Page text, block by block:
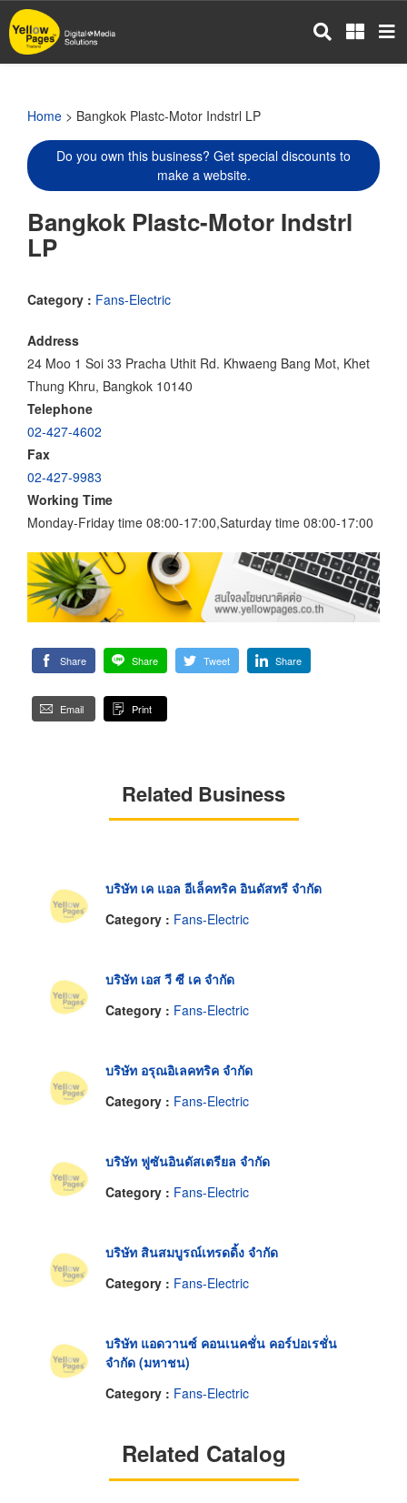
Skip
to
main
Home > Bangkok Plastc-Motor Indstrl LP
Do you own this business? Get special discounts to
make a website.
Bangkok Plastc-Motor Indstrl
LP
Category : Fans-Electric
Address
24 Moo 1 Soi 33 Pracha Uthit Rd. Khwaeng Bang Mot, Khet
Thung Khru, Bangkok 10140
Telephone
02-427-4602
Fax
02-427-9983
Working Time
Monday-Friday time 08:00-17:00,Saturday time 08:00-17:00
Share Share Tweet Share
Email Print
Related Business
บริษัท เค แอล อีเล็คทริค อินดัสทรี จำกัด
Category : Fans-Electric
บริษัท เอส วี ซี เค จำกัด
Category : Fans-Electric
บริษัท อรุณอิเลคทริค จำกัด
Category : Fans-Electric
บริษัท ฟูซันอินดัสเตรียล จำกัด
Category : Fans-Electric
บริษัท สินสมบูรณ์เทรดดิ้ง จำกัด
Category : Fans-Electric
บริษัท แอดวานซ์ คอนเนคชั่น คอร์ปอเรชั่น
จำกัด (มหาชน)
Category : Fans-Electric
Related Catalog